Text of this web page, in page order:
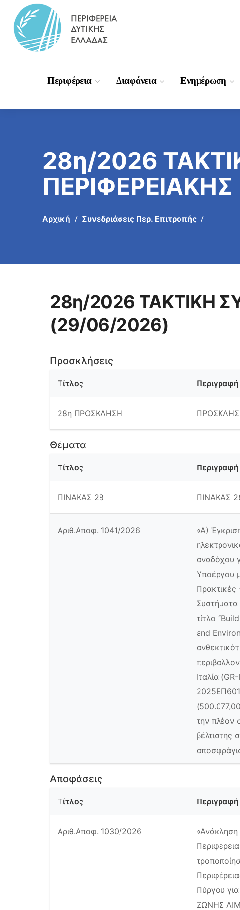
Περιφέρεια Διαφάνεια Ενημέρωση
28η/2026
Αρχική Συνεδριάσεις Περ. Επιτροπής
28η/2026 ΤΑΚΤΙΚΗ
(29/06/2026)
Προσκλήσεις
Τίτλος Περιγραφή
28η ΠΡΟΣΚΛΗΣΗ
Θέματα
Τίτλος Περιγραφή
ΠΙΝΑΚΑΣ 28 ΠΙΝΑΚΑΣ
Αριθ.Αποφ. 1041/2026
«Α)
αναδόχου
Υποέργου
Πρακτικές
Συστήματα
τίτλο
and
Ιταλία
την πλέον
βέλτιστης
Αποφάσεις
Τίτλος Περιγραφή
Αριθ.Αποφ. 1030/2026
Πύργου
ΖΩΝΗΣ